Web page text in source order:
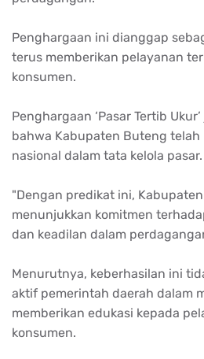
Penghargaan ini dianggap
terus memberikan pelayanan
konsumen.
Penghargaan ‘Pasar Tertib
bahwa Kabupaten Buteng
nasional dalam tata kelola pasar.
"Dengan predikat ini,
menunjukkan komitmen
dan keadilan dalam
Menurutnya, keberhasilan ini
aktif pemerintah daerah dalam
memberikan edukasi kepada
konsumen.